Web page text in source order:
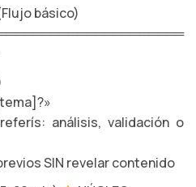
básico)
análisis, validación o
SIN revelar contenido